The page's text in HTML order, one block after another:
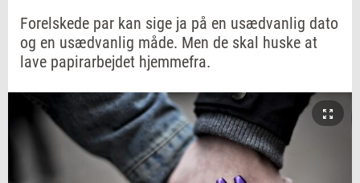
Forelskede par kan sige ja på en usædvanlig dato
og en usædvanlig måde. Men de skal huske at
lave papirarbejdet hjemmefra.